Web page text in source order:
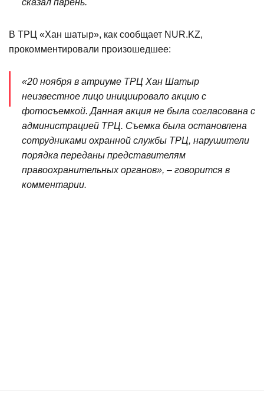
сказал парень.
В ТРЦ «Хан шатыр», как сообщает NUR.KZ,
прокомментировали произошедшее:
«20 ноября в атриуме ТРЦ Хан Шатыр
неизвестное лицо инициировало акцию с
фотосъемкой. Данная акция не была согласована с
администрацией ТРЦ. Съемка была остановлена
сотрудниками охранной службы ТРЦ, нарушители
порядка переданы представителям
правоохранительных органов», – говорится в
комментарии.